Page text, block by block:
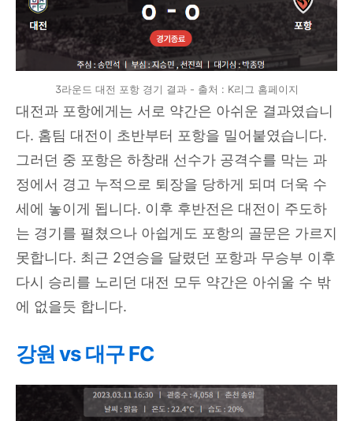
3라운드 대전 포항 경기 결과 - 출처 : K리그 홈페이지
대전과 포항에게는 서로 약간은 아쉬운 결과였습니
다. 홈팀 대전이 초반부터 포항을 밀어붙였습니다.
그러던 중 포항은 하창래 선수가 공격수를 막는 과
정에서 경고 누적으로 퇴장을 당하게 되며 더욱 수
세에 놓이게 됩니다. 이후 후반전은 대전이 주도하
는 경기를 펼쳤으나 아쉽게도 포항의 골문은 가르지
못합니다. 최근 2연승을 달렸던 포항과 무승부 이후
다시 승리를 노리던 대전 모두 약간은 아쉬울 수 밖
에 없을듯 합니다.
강원 vs 대구 FC